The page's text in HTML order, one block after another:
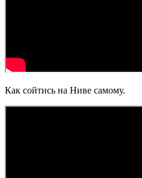
Как сойтись на Ниве самому.